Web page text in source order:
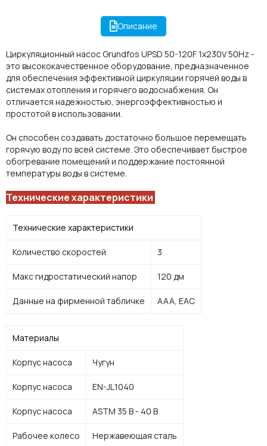
Описание
Циркуляционный насос Grundfos UPSD 50-120F 1x230V 50Hz -
это высококачественное оборудование, предназначенное
для обеспечения эффективной циркуляции горячей воды в
системах отопления и горячего водоснабжения. Он
отличается надежностью, энергоэффективностью и
простотой в использовании.
Он способен создавать достаточно большое перемещать
горячую воду по всей системе. Это обеспечивает быстрое
обогревание помещений и поддержание постоянной
температуры воды в системе.
Технические характеристики
Технические характеристики
Количество скоростей 3
Макс гидростатический напор 120 дм
Данные на фирменной табличке AAA, EAC
Материалы
Корпус насоса Чугун
Корпус насоса EN-JL1040
Корпус насоса ASTM 35 B - 40 B
Рабочее колесо Нержавеющая сталь